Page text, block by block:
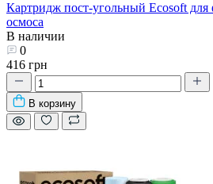
Картридж пост-угольный Ecosoft для
осмоса
В наличии
0
416 грн
В корзину